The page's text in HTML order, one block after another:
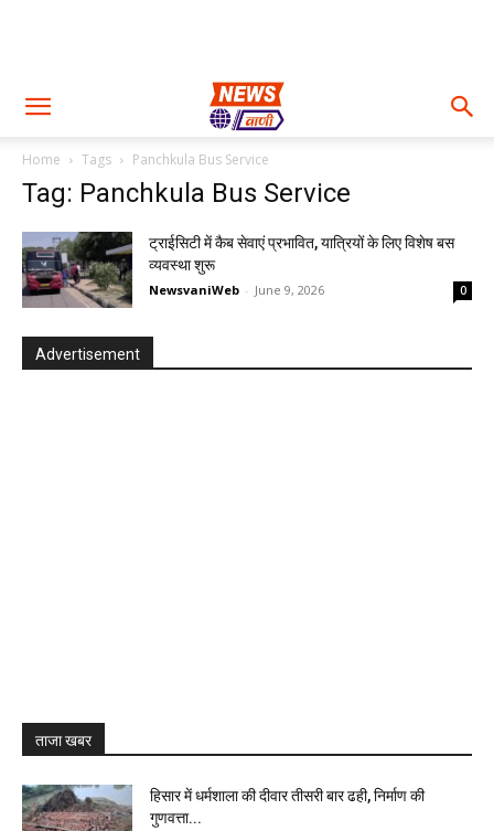
Home Tags Panchkula Bus Service
Tag: Panchkula Bus Service
ट्राईसिटी में कैब सेवाएं प्रभावित, यात्रियों के लिए विशेष बस
व्यवस्था शुरू
NewsvaniWeb - June 9, 2026 0
Advertisement
ताजा खबर
हिसार में धर्मशाला की दीवार तीसरी बार ढही, निर्माण की
गुणवत्ता...